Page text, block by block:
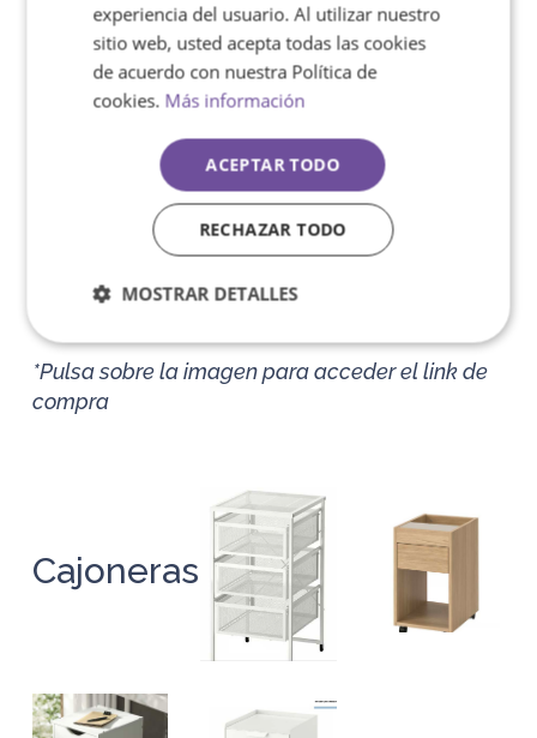
Almacenaje
*Pulsa sobre la imagen para acceder el link de
compra
Cajoneras
ENGLISH
experiencia del usuario. Al utilizar nuestro
sitio web, usted acepta todas las cookies
de acuerdo con nuestra Política de
cookies. Más información
ACEPTAR TODO
RECHAZAR TODO
MOSTRAR DETALLES